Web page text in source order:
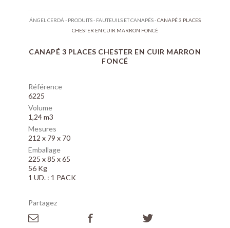
ÁNGEL CERDÁ - PRODUITS- FAUTEUILS ET CANAPÉS-CANAPÉ 3 PLACES
CHESTER EN CUIR MARRON FONCÉ
CANAPÉ 3 PLACES CHESTER EN CUIR MARRON
FONCÉ
Référence
6225
Volume
1,24 m3
Mesures
212 x 79 x 70
Emballage
225 x 85 x 65
56 Kg
1 UD. : 1 PACK
Partagez